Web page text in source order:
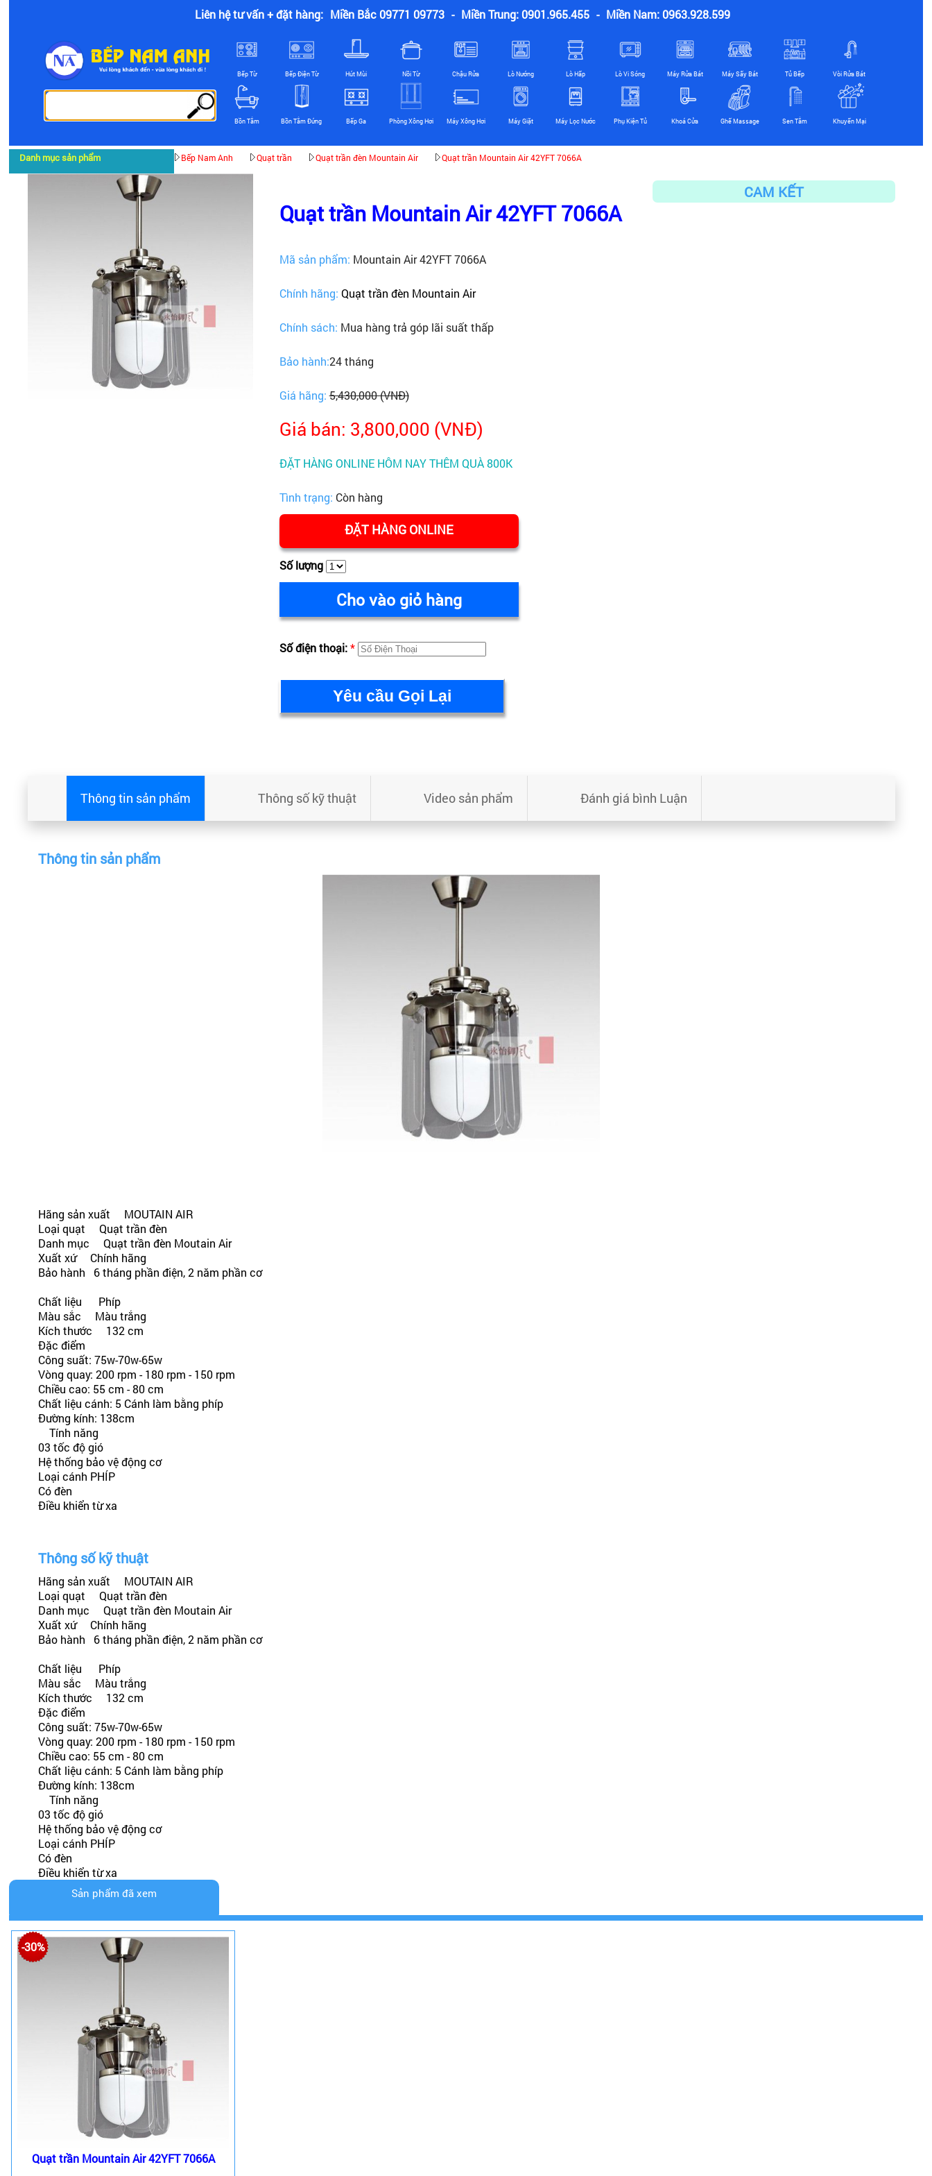
Liên hệ tư vấn + đặt hàng: Miền Bắc 09771 09773 - Miền Trung: 0901.965.455 - Miền Nam: 0963.928.599
Bếp Từ Bếp Điện Từ Hút Mùi Nồi Từ Chậu Rửa Lò Nướng Lò Hấp Lò Vi Sóng Máy Rửa Bát Máy Sấy Bát Tủ Bếp Vòi Rửa Bát
Bồn Tắm Bồn Tắm Đứng Bếp Ga Phòng Xông Hơi Máy Xông Hơi Máy Giặt Máy Lọc Nước Phụ Kiện Tủ Khoá Cửa Ghế Massage Sen Tắm Khuyến Mại
Danh mục sản phẩm Bếp Nam Anh Quạt trần Quạt trần đèn Mountain Air Quạt trần Mountain Air 42YFT 7066A
Quạt trần Mountain Air 42YFT 7066A
Mã sản phẩm: Mountain Air 42YFT 7066A
Chính hãng: Quạt trần đèn Mountain Air
Chính sách: Mua hàng trả góp lãi suất thấp
Bảo hành:24 tháng
Giá hãng:5,430,000 (VNĐ)
Giá bán: 3,800,000 (VNĐ)
ĐẶT HÀNG ONLINE HÔM NAY THÊM QUÀ 800K
Tình trạng: Còn hàng
ĐẶT HÀNG ONLINE
Số lượng
Cho vào giỏ hàng
Số điện thoại:*
CAM KẾT
Thông tin sản phẩm Thông số kỹ thuật Video sản phẩm Đánh giá bình Luận
Thông tin sản phẩm
Hãng sản xuất MOUTAIN AIR
Loại quạt Quạt trần đèn
Danh mục Quạt trần đèn Moutain Air
Xuất xứ Chính hãng
Bảo hành 6 tháng phần điện, 2 năm phần cơ
Chất liệu Phíp
Màu sắc Màu trắng
Kích thước 132 cm
Đặc điểm
Công suất: 75w-70w-65w
Vòng quay: 200 rpm - 180 rpm - 150 rpm
Chiều cao: 55 cm - 80 cm
Chất liệu cánh: 5 Cánh làm bằng phíp
Đường kính: 138cm
Tính năng
03 tốc độ gió
Hệ thống bảo vệ động cơ
Loại cánh PHÍP
Có đèn
Điều khiển từ xa
Thông số kỹ thuật
Hãng sản xuất MOUTAIN AIR
Loại quạt Quạt trần đèn
Danh mục Quạt trần đèn Moutain Air
Xuất xứ Chính hãng
Bảo hành 6 tháng phần điện, 2 năm phần cơ
Chất liệu Phíp
Màu sắc Màu trắng
Kích thước 132 cm
Đặc điểm
Công suất: 75w-70w-65w
Vòng quay: 200 rpm - 180 rpm - 150 rpm
Chiều cao: 55 cm - 80 cm
Chất liệu cánh: 5 Cánh làm bằng phíp
Đường kính: 138cm
Tính năng
03 tốc độ gió
Hệ thống bảo vệ động cơ
Loại cánh PHÍP
Có đèn
Điều khiển từ xa
Sản phẩm đã xem
-30%
Quạt trần Mountain Air 42YFT 7066A